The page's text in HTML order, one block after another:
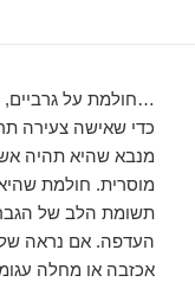
…חולמת על גרביים,
כדי שאישה צעירה
מנבא שהיא תהיה
מוסרית. חולמת
תשומת הלב של
העדפה. אם נראה
אכזבה או מחלה